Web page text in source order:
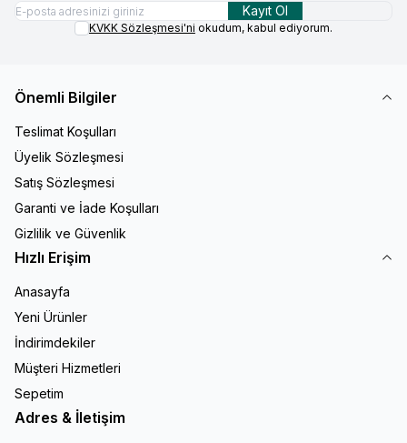
Kayıt Ol
KVKK Sözleşmesi'ni okudum, kabul ediyorum.
Önemli Bilgiler
Teslimat Koşulları
Üyelik Sözleşmesi
Satış Sözleşmesi
Garanti ve İade Koşulları
Gizlilik ve Güvenlik
Hızlı Erişim
Anasayfa
Yeni Ürünler
İndirimdekiler
Müşteri Hizmetleri
Sepetim
Adres & İletişim